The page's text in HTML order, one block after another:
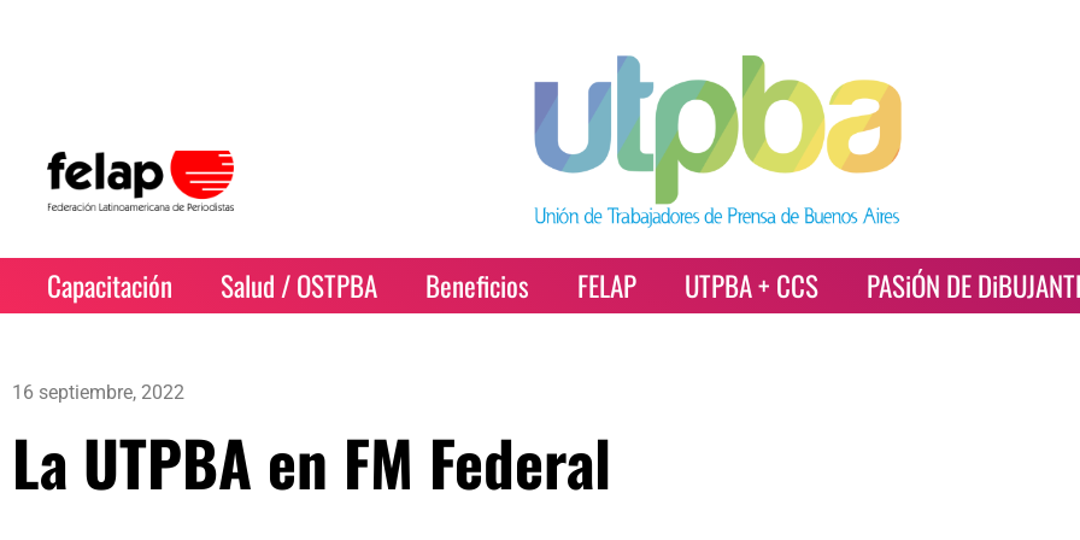
Capacitación Salud / OSTPBA Beneficios FELAP UTPBA + CCS PASiÓN DE
16 septiembre, 2022
La UTPBA en FM Federal